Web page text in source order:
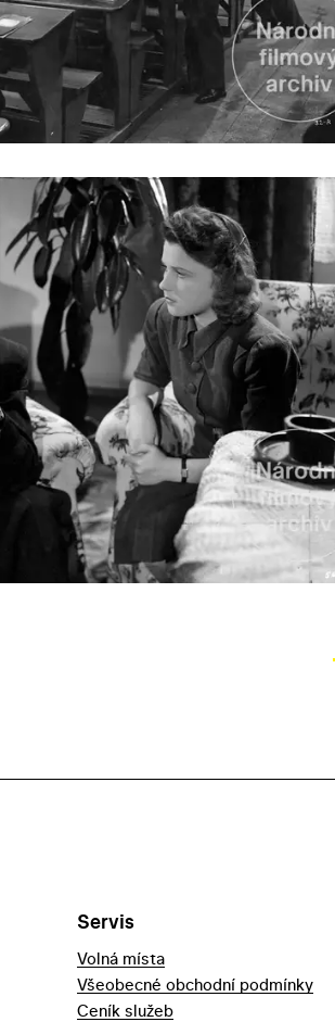
Servis
Volná místa
Všeobecné obchodní podmínky
Ceník služeb